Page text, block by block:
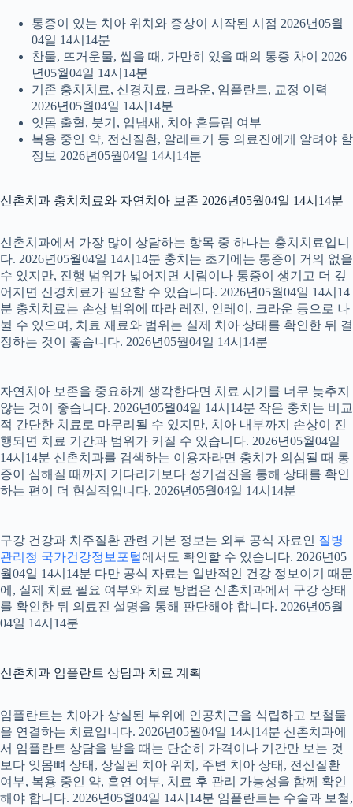
통증이 있는 치아 위치와 증상이 시작된 시점 2026년05월
04일 14시14분
찬물, 뜨거운물, 씹을 때, 가만히 있을 때의 통증 차이 2026
년05월04일 14시14분
기존 충치치료, 신경치료, 크라운, 임플란트, 교정 이력
2026년05월04일 14시14분
잇몸 출혈, 붓기, 입냄새, 치아 흔들림 여부
복용 중인 약, 전신질환, 알레르기 등 의료진에게 알려야 할
정보 2026년05월04일 14시14분
신촌치과 충치치료와 자연치아 보존 2026년05월04일 14시14분
신촌치과에서 가장 많이 상담하는 항목 중 하나는 충치치료입니
다. 2026년05월04일 14시14분 충치는 초기에는 통증이 거의 없을
수 있지만, 진행 범위가 넓어지면 시림이나 통증이 생기고 더 깊
어지면 신경치료가 필요할 수 있습니다. 2026년05월04일 14시14
분 충치치료는 손상 범위에 따라 레진, 인레이, 크라운 등으로 나
뉠 수 있으며, 치료 재료와 범위는 실제 치아 상태를 확인한 뒤 결
정하는 것이 좋습니다. 2026년05월04일 14시14분
자연치아 보존을 중요하게 생각한다면 치료 시기를 너무 늦추지
않는 것이 좋습니다. 2026년05월04일 14시14분 작은 충치는 비교
적 간단한 치료로 마무리될 수 있지만, 치아 내부까지 손상이 진
행되면 치료 기간과 범위가 커질 수 있습니다. 2026년05월04일
14시14분 신촌치과를 검색하는 이용자라면 충치가 의심될 때 통
증이 심해질 때까지 기다리기보다 정기검진을 통해 상태를 확인
하는 편이 더 현실적입니다. 2026년05월04일 14시14분
구강 건강과 치주질환 관련 기본 정보는 외부 공식 자료인 질병
관리청 국가건강정보포털에서도 확인할 수 있습니다. 2026년05
월04일 14시14분 다만 공식 자료는 일반적인 건강 정보이기 때문
에, 실제 치료 필요 여부와 치료 방법은 신촌치과에서 구강 상태
를 확인한 뒤 의료진 설명을 통해 판단해야 합니다. 2026년05월
04일 14시14분
신촌치과 임플란트 상담과 치료 계획
임플란트는 치아가 상실된 부위에 인공치근을 식립하고 보철물
을 연결하는 치료입니다. 2026년05월04일 14시14분 신촌치과에
서 임플란트 상담을 받을 때는 단순히 가격이나 기간만 보는 것
보다 잇몸뼈 상태, 상실된 치아 위치, 주변 치아 상태, 전신질환
여부, 복용 중인 약, 흡연 여부, 치료 후 관리 가능성을 함께 확인
해야 합니다. 2026년05월04일 14시14분 임플란트는 수술과 보철,